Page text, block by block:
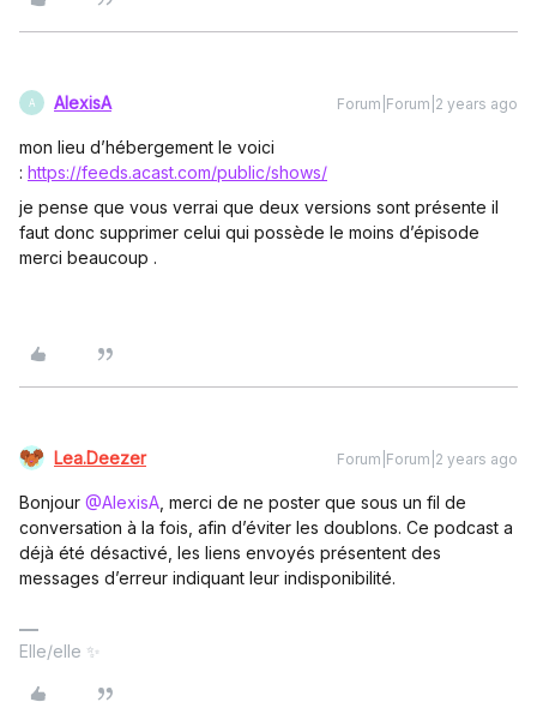
A AlexisA Forum|Forum|2 years ago
mon lieu d’hébergement le voici
: https://feeds.acast.com/public/shows/
je pense que vous verrai que deux versions sont présente il
faut donc supprimer celui qui possède le moins d’épisode
merci beaucoup .
Lea.Deezer Forum|Forum|2 years ago
Bonjour @AlexisA , merci de ne poster que sous un fil de
conversation à la fois, afin d’éviter les doublons. Ce podcast a
déjà été désactivé, les liens envoyés présentent des
messages d’erreur indiquant leur indisponibilité.
Elle/elle ✨